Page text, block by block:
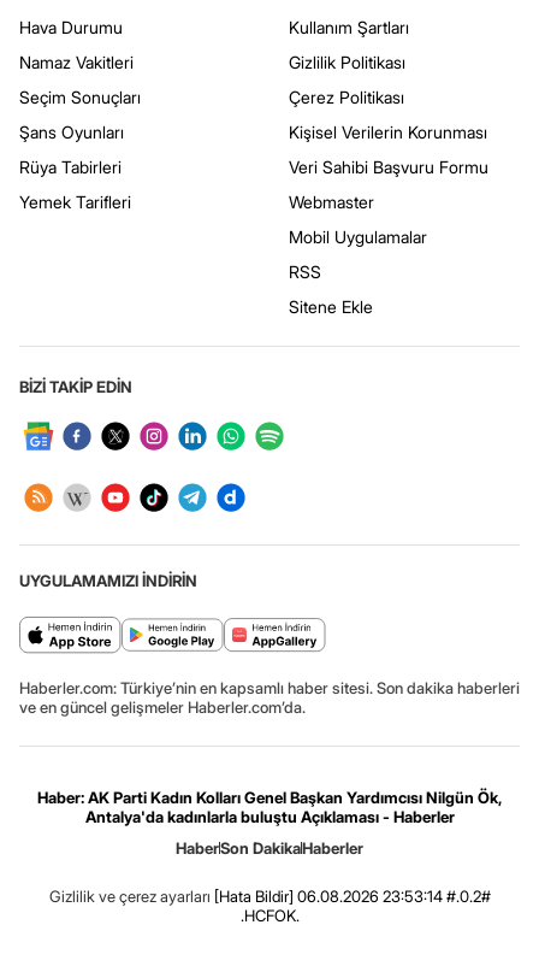
Hava Durumu
Namaz Vakitleri
Seçim Sonuçları
Şans Oyunları
Rüya Tabirleri
Yemek Tarifleri
Kullanım Şartları
Gizlilik Politikası
Çerez Politikası
Kişisel Verilerin Korunması
Veri Sahibi Başvuru Formu
Webmaster
Mobil Uygulamalar
RSS
Sitene Ekle
BİZİ TAKİP EDİN
UYGULAMAMIZI İNDİRİN
Haberler.com: Türkiye’nin en kapsamlı haber sitesi. Son dakika haberleri
ve en güncel gelişmeler Haberler.com’da.
Haber: AK Parti Kadın Kolları Genel Başkan Yardımcısı Nilgün Ök,
Antalya'da kadınlarla buluştu Açıklaması - Haberler
HaberSon DakikaHaberler
Gizlilik ve çerez ayarları [Hata Bildir] 06.08.2026 23:53:14 #.0.2#
.HCFOK.